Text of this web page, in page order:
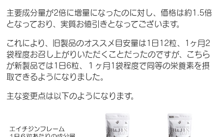
主要成分量が2倍に増量になったのに対し、価格は約1.5倍
となっており、実質お値引きとなってございます。
これにより、旧製品のオススメ目安量は1日12粒、1ヶ月2
袋程度お召し上がりいただくことだったのですが、こちら
が新製品では1日6粒、１ヶ月1袋程度で同等の栄養素を摂
取できるようになりました。
主な変更点は以下のようになります。